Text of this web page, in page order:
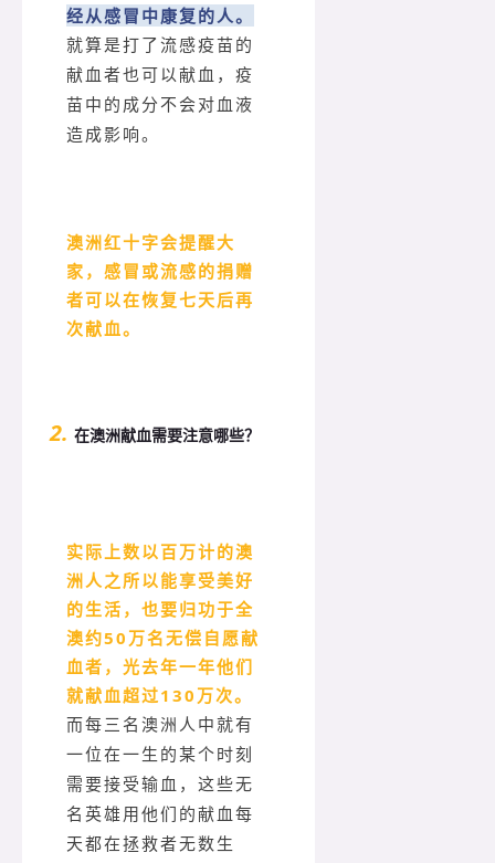
经从感冒中康复的人。
就算是打了流感疫苗的
献血者也可以献血，疫
苗中的成分不会对血液
造成影响。
澳洲红十字会提醒大
家，感冒或流感的捐赠
者可以在恢复七天后再
次献血。
2. 在澳洲献血需要注意哪些？
实际上数以百万计的澳
洲人之所以能享受美好
的生活，也要归功于全
澳约50万名无偿自愿献
血者，光去年一年他们
就献血超过130万次。
而每三名澳洲人中就有
一位在一生的某个时刻
需要接受输血，这些无
名英雄用他们的献血每
天都在拯救者无数生